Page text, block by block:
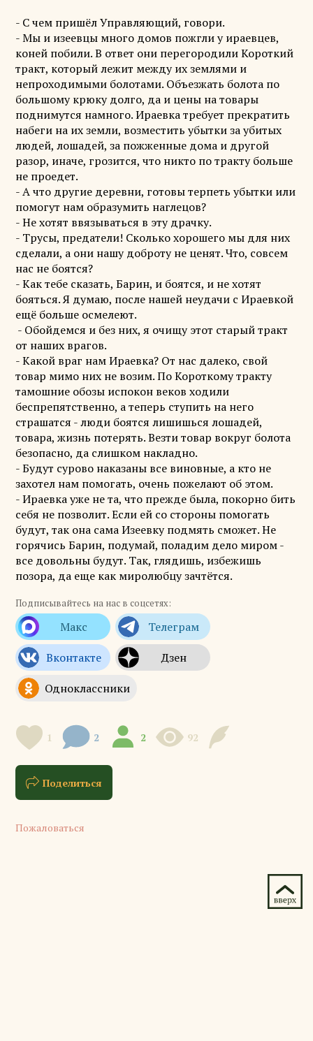
- С чем пришёл Управляющий, говори.
- Мы и изеевцы много домов пожгли у ираевцев,
коней побили. В ответ они перегородили Короткий
тракт, который лежит между их землями и
непроходимыми болотами. Объезжать болота по
большому крюку долго, да и цены на товары
поднимутся намного. Ираевка требует прекратить
набеги на их земли, возместить убытки за убитых
людей, лошадей, за пожженные дома и другой
разор, иначе, грозится, что никто по тракту больше
не проедет.
- А что другие деревни, готовы терпеть убытки или
помогут нам образумить наглецов?
- Не хотят ввязываться в эту драчку.
- Трусы, предатели! Сколько хорошего мы для них
сделали, а они нашу доброту не ценят. Что, совсем
нас не боятся?
- Как тебе сказать, Барин, и боятся, и не хотят
бояться. Я думаю, после нашей неудачи с Ираевкой
ещё больше осмелеют.
- Обойдемся и без них, я очищу этот старый тракт
от наших врагов.
- Какой враг нам Ираевка? От нас далеко, свой
товар мимо них не возим. По Короткому тракту
тамошние обозы испокон веков ходили
беспрепятственно, а теперь ступить на него
страшатся - люди боятся лишишься лошадей,
товара, жизнь потерять. Везти товар вокруг болота
безопасно, да слишком накладно.
- Будут сурово наказаны все виновные, а кто не
захотел нам помогать, очень пожелают об этом.
- Ираевка уже не та, что прежде была, покорно бить
себя не позволит. Если ей со стороны помогать
будут, так она сама Изеевку подмять сможет. Не
горячись Барин, подумай, поладим дело миром -
все довольны будут. Так, глядишь, избежишь
позора, да еще как миролюбцу зачтётся.
Подписывайтесь на нас в соцсетях:
1 2 2 92
Поделиться
Пожаловаться